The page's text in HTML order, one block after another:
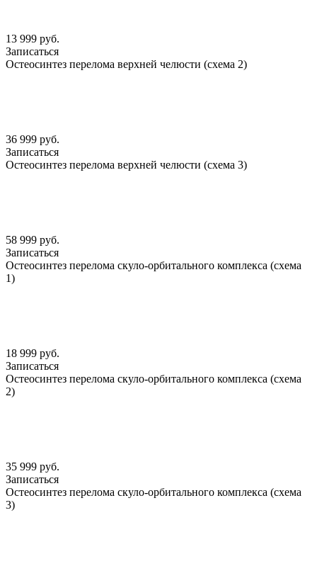
13 999 руб.
Записаться
Остеосинтез перелома верхней челюсти (схема 2)
36 999 руб.
Записаться
Остеосинтез перелома верхней челюсти (схема 3)
58 999 руб.
Записаться
Остеосинтез перелома скуло-орбитального комплекса (схема
1)
18 999 руб.
Записаться
Остеосинтез перелома скуло-орбитального комплекса (схема
2)
35 999 руб.
Записаться
Остеосинтез перелома скуло-орбитального комплекса (схема
3)